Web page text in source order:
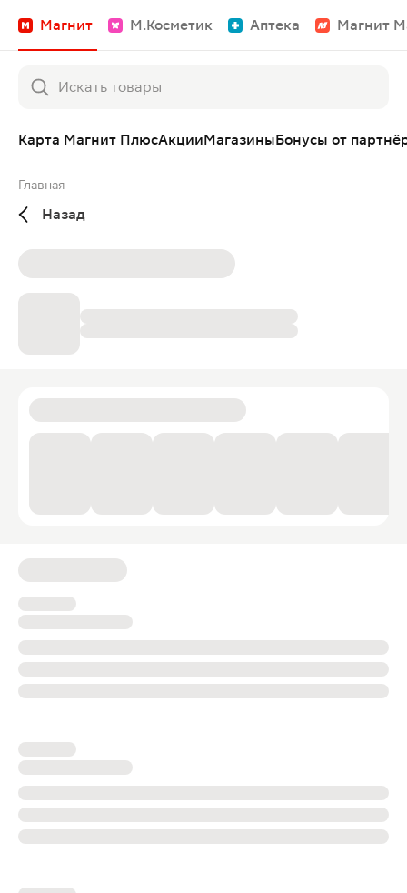
Магнит М.Косметик Аптека Магнит
Карта Магнит ПлюсАкцииМагазиныБонусы от
Главная
Назад